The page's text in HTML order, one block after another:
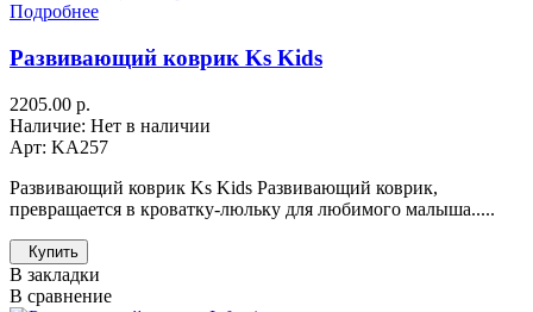
Подробнее
Развивающий коврик Ks Kids
2205.00 р.
Наличие: Нет в наличии
Арт: KA257
Развивающий коврик Ks Kids Развивающий коврик,
превращается в кроватку-люльку для любимого малыша.....
Купить
В закладки
В сравнение